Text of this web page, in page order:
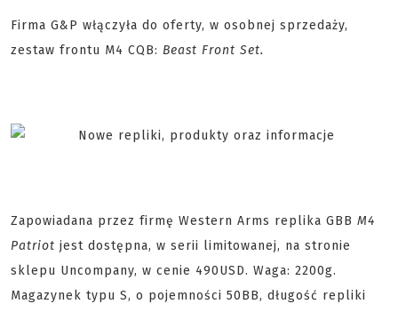
Firma G&P włączyła do oferty, w osobnej sprzedaży,
zestaw frontu M4 CQB: Beast Front Set.
Zapowiadana przez firmę Western Arms replika GBB M4
Patriot jest dostępna, w serii limitowanej, na stronie
sklepu Uncompany, w cenie 490USD. Waga: 2200g.
Magazynek typu S, o pojemności 50BB, długość repliki